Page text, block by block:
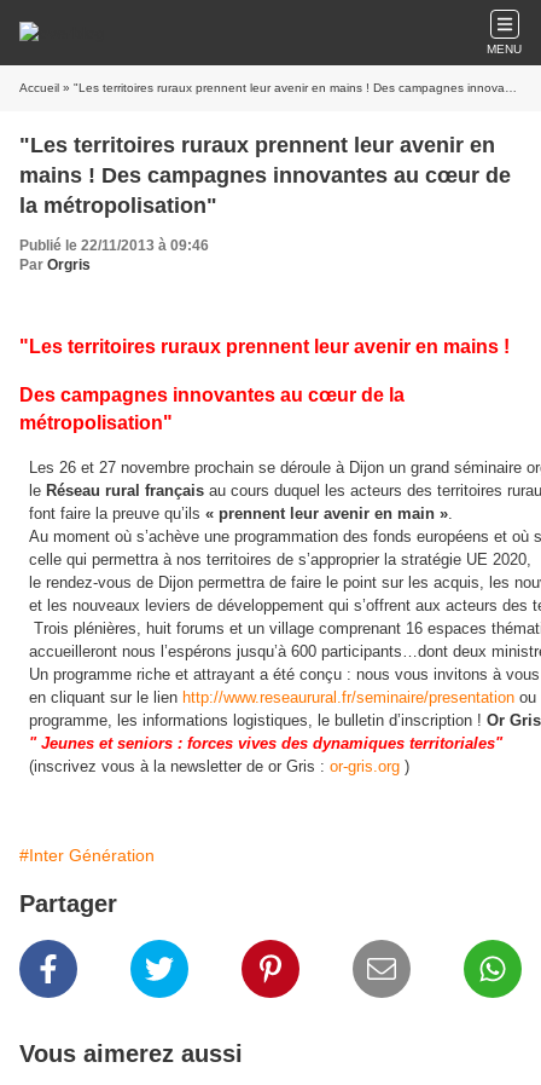
MENU
Accueil » "Les territoires ruraux prennent leur avenir en mains ! Des campagnes innovantes au cœur de la métropolisation"
"Les territoires ruraux prennent leur avenir en
mains ! Des campagnes innovantes au cœur de
la métropolisation"
Publié le 22/11/2013 à 09:46
Par Orgris
"Les territoires ruraux prennent leur avenir en mains !
Des campagnes innovantes au cœur de la
métropolisation"
Les 26 et 27 novembre prochain se déroule à Dijon un grand séminaire
le Réseau rural français au cours duquel les acteurs des territoires
font faire la preuve qu’ils « prennent leur avenir en main ».
Au moment où s’achève une programmation des fonds européens et où
celle qui permettra à nos territoires de s’approprier la stratégie UE 2020,
le rendez-vous de Dijon permettra de faire le point sur les acquis, les
et les nouveaux leviers de développement qui s’offrent aux acteurs des
Trois plénières, huit forums et un village comprenant 16 espaces
accueilleront nous l’espérons jusqu’à 600 participants…dont deux
Un programme riche et attrayant a été conçu : nous vous invitons à
en cliquant sur le lien http://www.reseaurural.fr/seminaire/presentation ou
programme, les informations logistiques, le bulletin d’inscription ! Or
" Jeunes et seniors : forces vives des dynamiques territoriales"
(inscrivez vous à la newsletter de or Gris : or-gris.org )
#Inter Génération
Partager
Vous aimerez aussi